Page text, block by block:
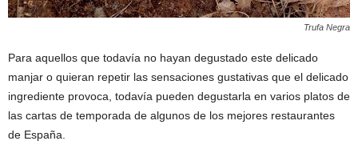
Trufa Negra
Para aquellos que todavía no hayan degustado este delicado
manjar o quieran repetir las sensaciones gustativas que el delicado
ingrediente provoca, todavía pueden degustarla en varios platos de
las cartas de temporada de algunos de los mejores restaurantes
de España.